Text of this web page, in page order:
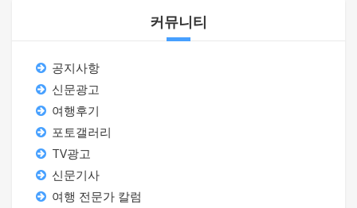
커뮤니티
공지사항
신문광고
여행후기
포토갤러리
TV광고
신문기사
여행 전문가 칼럼